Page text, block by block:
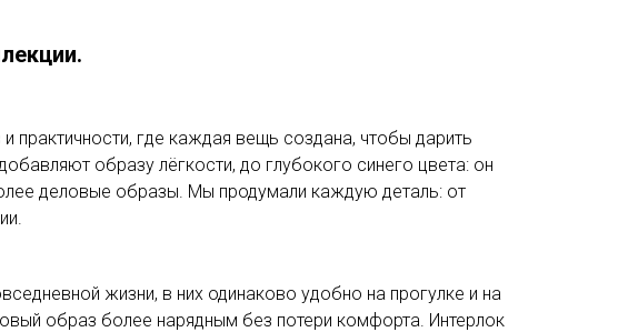
практичности, где каждая вещь создана, чтобы дарить
образу лёгкости, до глубокого синего цвета: он
деловые образы. Мы продумали каждую деталь: от
жизни, в них одинаково удобно на прогулке и на
образ более нарядным без потери комфорта. Интерлок